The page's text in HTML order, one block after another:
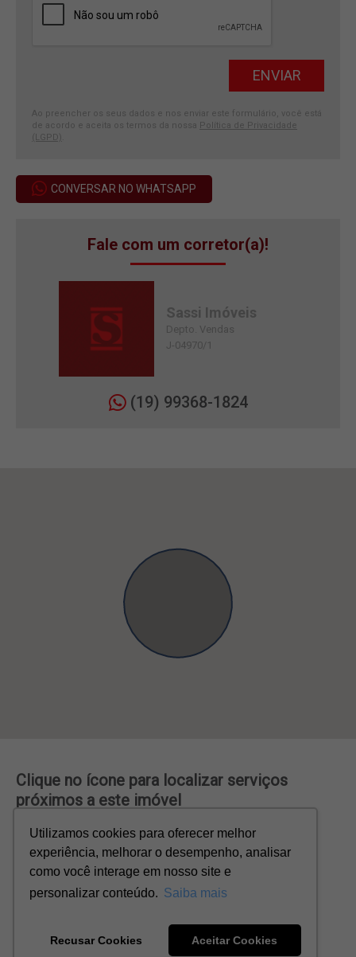
Ao preencher os seus dados e nos enviar este formulário, você está
de acordo e aceita os termos da nossa Política de Privacidade
(LGPD)
CONVERSAR NO WHATSAPP
Fale com um corretor(a)!
Sassi Imóveis
Depto. Vendas
J-04970/1
(19) 99368-1824